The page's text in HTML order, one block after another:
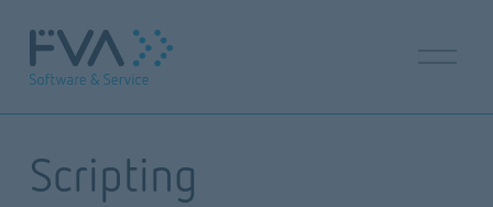
ü
Scripting